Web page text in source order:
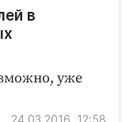
в
уже
24.03.2016, 12:58